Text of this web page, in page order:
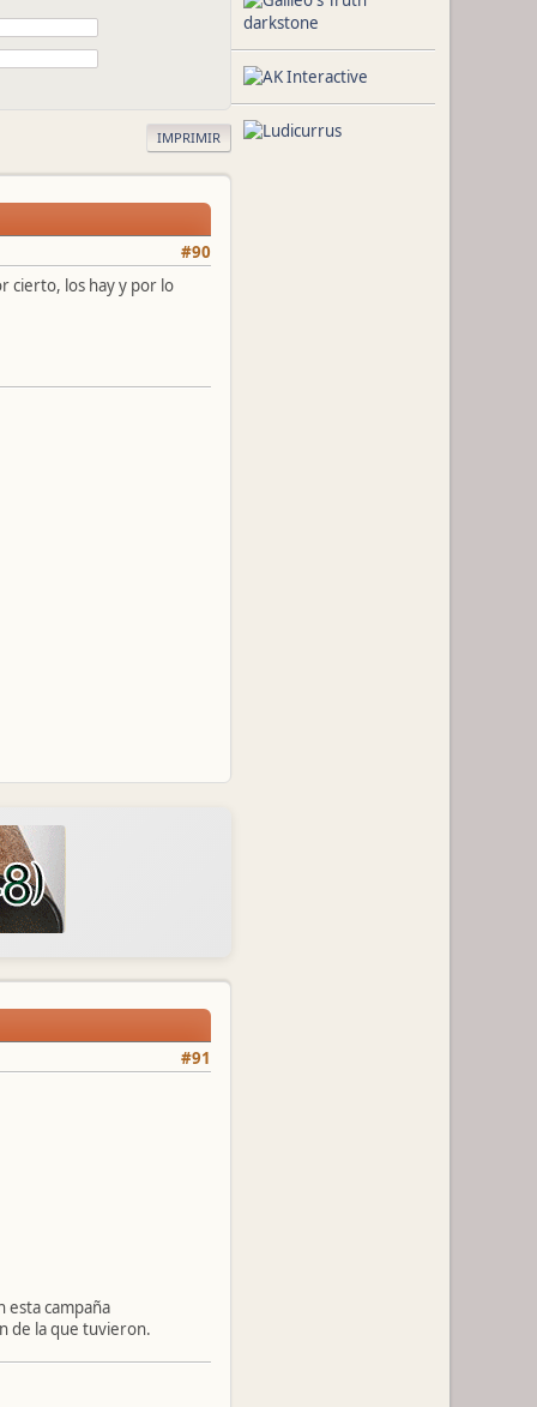
IMPRIMIR
#90
cierto, los hay y por lo
#91
esta campaña
de la que tuvieron.